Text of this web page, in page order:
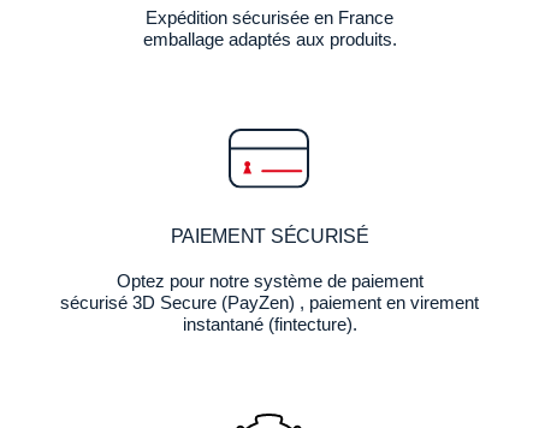
Expédition sécurisée en France
emballage adaptés aux produits.
PAIEMENT SÉCURISÉ
Optez pour notre système de paiement
sécurisé 3D Secure (PayZen) , paiement en virement
instantané (fintecture).